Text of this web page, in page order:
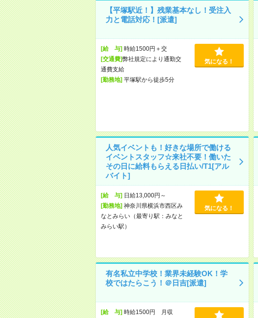
【平塚駅近！】残業基本なし！受注入
力と電話対応！[派遣]
[給 与]時給1500円＋交
[交通費]弊社規定により通勤交
通費支給
[勤務地]平塚駅から徒歩5分
気になる！
人気イベントも！好きな場所で働ける
イベントスタッフ☆来社不要！働いた
その日に給料もらえる日払い/T1[アル
バイト]
[給 与]日給13,000円～
[勤務地]神奈川県横浜市西区み
なとみらい（最寄り駅：みなと
みらい駅）
気になる！
有名私立中学校！業界未経験OK！学
校ではたらこう！＠日吉[派遣]
[給 与]時給1500円 月収